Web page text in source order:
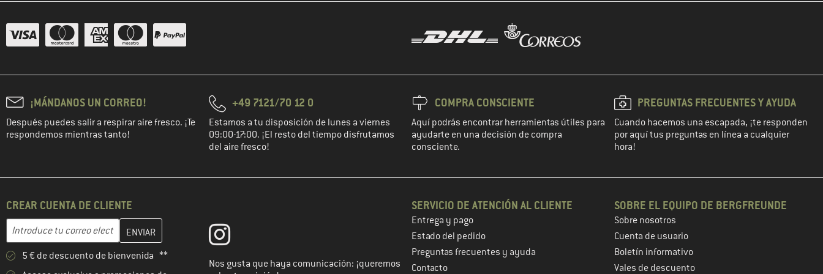
¡MÁNDANOS UN CORREO!
Después puedes salir a respirar aire fresco. ¡Te
respondemos mientras tanto!
+49 7121/70 12 0
Estamos a tu disposición de lunes a viernes
09:00-17:00. ¡El resto del tiempo disfrutamos
del aire fresco!
COMPRA CONSCIENTE
Aquí podrás encontrar herramientas útiles para
ayudarte en una decisión de compra
consciente.
PREGUNTAS FRECUENTES Y AYUDA
Cuando hacemos una escapada, ¡te responden
por aquí tus preguntas en línea a cualquier
hora!
CREAR CUENTA DE CLIENTE
Dirección de correo electrónico
Introduce aquí tu dirección de correo electrónico y crea tu cuenta de cliente en el siguiente paso
5 € de descuento de bienvenida **
Nos gusta que haya comunicación: ¡queremos
SERVICIO DE ATENCIÓN AL CLIENTE
Entrega y pago
Estado del pedido
Preguntas frecuentes y ayuda
Contacto
SOBRE EL EQUIPO DE BERGFREUNDE
Sobre nosotros
Cuenta de usuario
Boletín informativo
Vales de descuento